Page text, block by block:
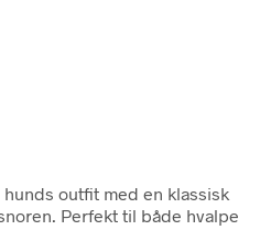
hunds outfit med en klassisk
Perfekt til både hvalpe